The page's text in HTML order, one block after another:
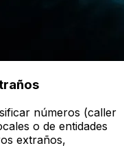
números (caller
o de entidades
extraños,